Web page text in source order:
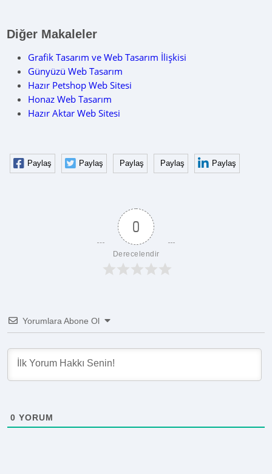
Diğer Makaleler
Grafik Tasarım ve Web Tasarım İlişkisi
Günyüzü Web Tasarım
Hazır Petshop Web Sitesi
Honaz Web Tasarım
Hazır Aktar Web Sitesi
Paylaş Paylaş Paylaş Paylaş Paylaş
0
Derecelendir
Yorumlara Abone Ol
0 YORUM